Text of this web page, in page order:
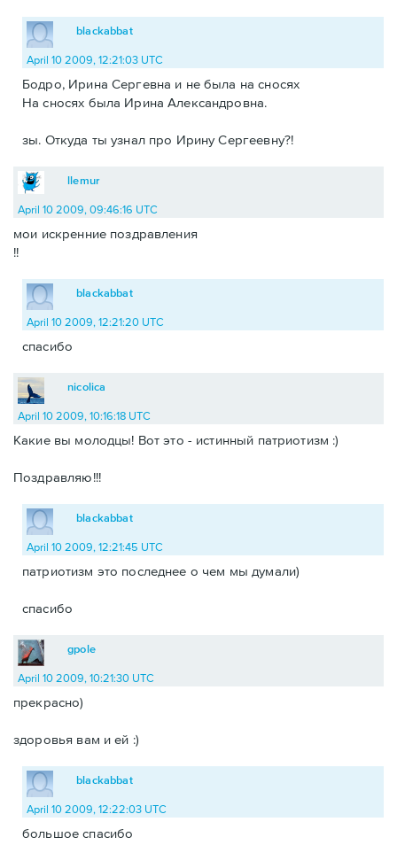
blackabbat
April 10 2009, 12:21:03 UTC
Бодро, Ирина Сергевна и не была на сносях
На сносях была Ирина Александровна.
зы. Откуда ты узнал про Ирину Сергеевну?!
llemur
April 10 2009, 09:46:16 UTC
мои искренние поздравления
!!
blackabbat
April 10 2009, 12:21:20 UTC
спасибо
nicolica
April 10 2009, 10:16:18 UTC
Какие вы молодцы! Вот это - истинный патриотизм :)
Поздравляю!!!
blackabbat
April 10 2009, 12:21:45 UTC
патриотизм это последнее о чем мы думали)
спасибо
gpole
April 10 2009, 10:21:30 UTC
прекрасно)
здоровья вам и ей :)
blackabbat
April 10 2009, 12:22:03 UTC
большое спасибо